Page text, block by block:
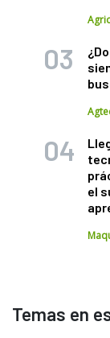
el
Temas en